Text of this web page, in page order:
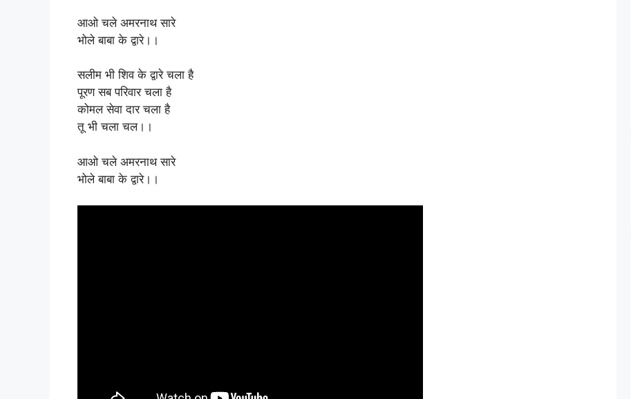
आओ चले अमरनाथ सारे
भोले बाबा के द्वारे।।
सलीम भी शिव के द्वारे चला है
पूरण सब परिवार चला है
कोमल सेवा दार चला है
तू भी चला चल।।
आओ चले अमरनाथ सारे
भोले बाबा के द्वारे।।